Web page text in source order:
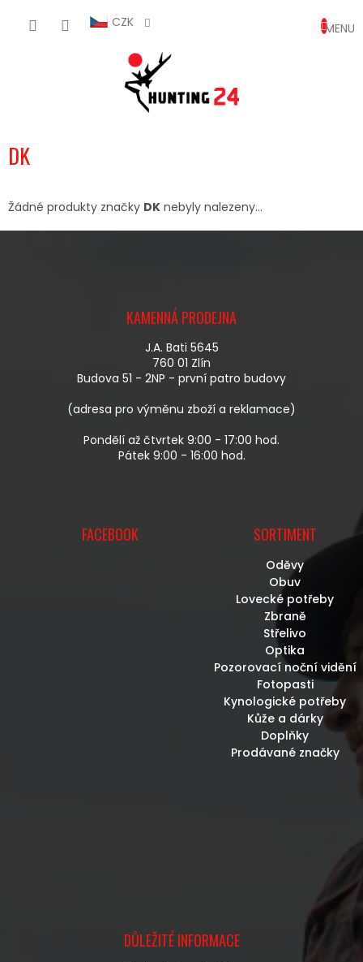
CZK
KOŠÍK
DK
Žádné produkty značky DK nebyly nalezeny...
KAMENNÁ PRODEJNA
J.A. Bati 5645
760 01 Zlín
Budova 51 - 2NP - první patro budovy
(adresa pro výměnu zboží a reklamace)
Pondělí až čtvrtek 9:00 - 17:00 hod.
Pátek 9:00 - 16:00 hod.
FACEBOOK SORTIMENT
Oděvy
Obuv
Lovecké potřeby
Zbraně
Střelivo
Optika
Pozorovací noční vidění
Fotopasti
Kynologické potřeby
Kůže a dárky
Doplňky
Prodávané značky
DŮLEŽITÉ INFORMACE